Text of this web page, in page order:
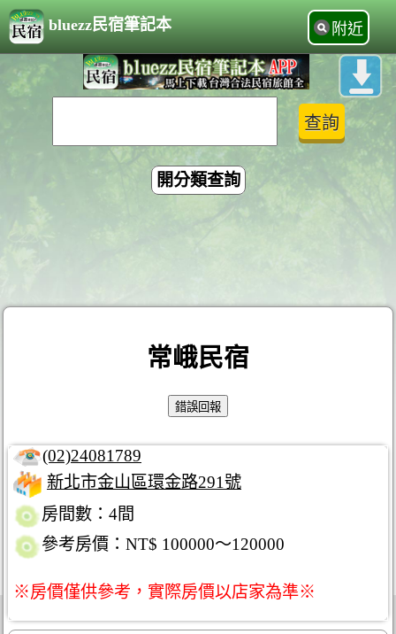
bluezz民宿筆記本 附近
開分類查詢
常峨民宿
(02)24081789
新北市金山區環金路291號
房間數：4間
參考房價：NT$ 100000～120000
※房價僅供參考，實際房價以店家為準※